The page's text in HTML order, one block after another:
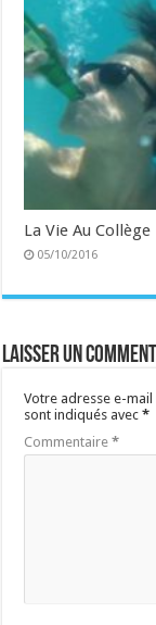
La Vie Au Collège
05/10/2016
Laisser un
Votre adresse e-
sont indiqués avec*
Commentaire*